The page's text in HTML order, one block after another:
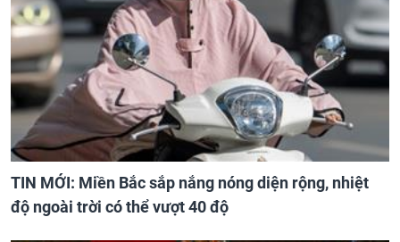
TIN MỚI: Miền Bắc sắp nắng nóng diện rộng, nhiệt
độ ngoài trời có thể vượt 40 độ